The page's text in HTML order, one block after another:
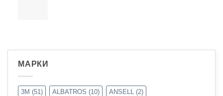
МАРКИ
3M (51) ALBATROS (10) ANSELL (2)